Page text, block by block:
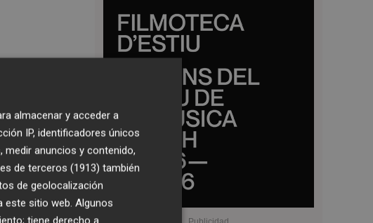
almacenar y acceder a
IP, identificadores únicos
anuncios y contenido,
de terceros (1913) también
de geolocalización
este sitio web. Algunos